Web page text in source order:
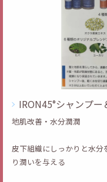
IRON45°シャンプ
地肌改善・水分潤潤
皮下組織にしっかりと水
り潤いを与える